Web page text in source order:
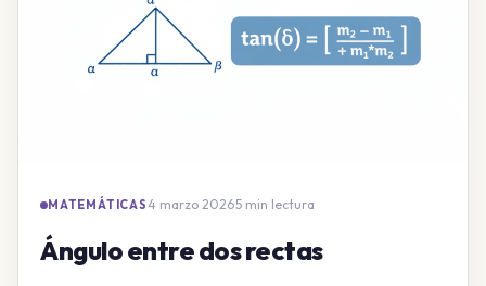
MATEMÁTICAS 4 marzo 2026·5 min lectura
Ángulo entre dos rectas